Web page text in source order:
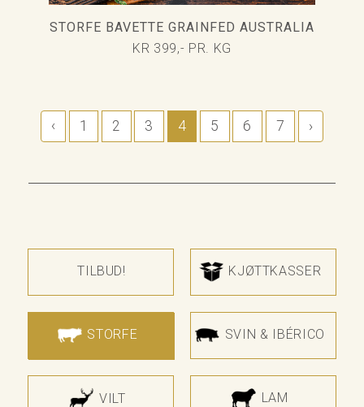
STORFE BAVETTE GRAINFED AUSTRALIA
KR 399,- PR. KG
‹ 1 2 3 4 5 6 7 ›
TILBUD! KJØTTKASSER
STORFE SVIN & IBÉRICO
VILT LAM